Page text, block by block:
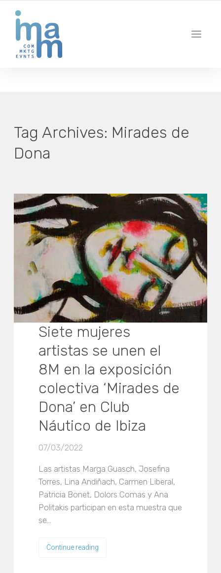
IBIZA · MADRID · BARCELONA
Tag Archives: Mirades de
Dona
Siete mujeres
artistas se unen el
8M en la exposición
colectiva ‘Mirades de
Dona’ en Club
Náutico de Ibiza
07/03/2022
Las artistas Marga Guasch, Josefina
Torres, Lina Andiñach, Carmen Liberal,
Patricia Bonet, Dolors Comas y Ana
Politakis participan en esta muestra que
se…
Continue reading